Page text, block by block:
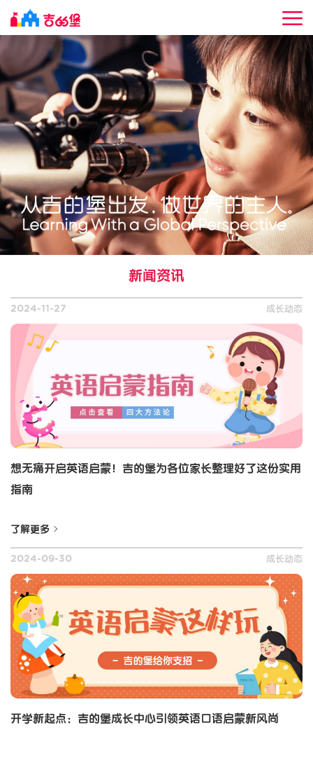
成
长
图
谱
吉
的
堡
心
吉
的
园
吉
长
研
吉的堡早教
吉的堡托育
新闻资讯
2024-11-27 成长动态
想无痛开启英语启蒙！吉的堡为各位家长整理好了这份实用
指南
了解更多
2024-09-30 成长动态
开学新起点：吉的堡成长中心引领英语口语启蒙新风尚